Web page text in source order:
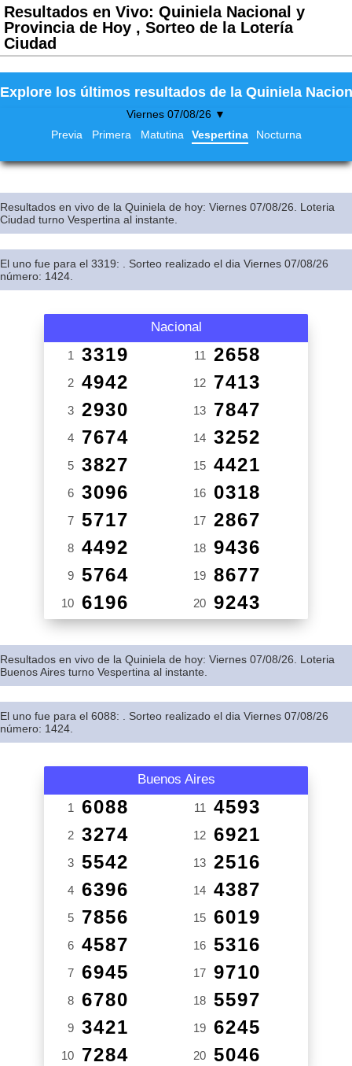
Resultados en Vivo: Quiniela Nacional y
Provincia de Hoy , Sorteo de la Lotería
Ciudad
Explore los últimos resultados de la Quiniela
Viernes 07/08/26 ▼
Previa
Primera Matutina Vespertina Nocturna
Resultados en vivo de la Quiniela de hoy: Viernes 07/08/26. Loteria
Ciudad turno Vespertina al instante.
El uno fue para el 3319: . Sorteo realizado el dia Viernes 07/08/26
número: 1424.
Nacional
1 3319
2 4942
3 2930
4 7674
5 3827
6 3096
7 5717
8 4492
9 5764
10 6196
11 2658
12 7413
13 7847
14 3252
15 4421
16 0318
17 2867
18 9436
19 8677
20 9243
Resultados en vivo de la Quiniela de hoy: Viernes 07/08/26. Loteria
Buenos Aires turno Vespertina al instante.
El uno fue para el 6088: . Sorteo realizado el dia Viernes 07/08/26
número: 1424.
Buenos Aires
1 6088
2 3274
3 5542
4 6396
5 7856
6 4587
7 6945
8 6780
9 3421
10 7284
11 4593
12 6921
13 2516
14 4387
15 6019
16 5316
17 9710
18 5597
19 6245
20 5046